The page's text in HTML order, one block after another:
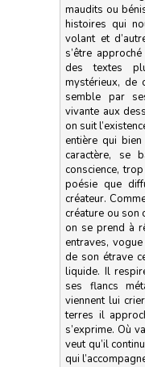
maudits ou
histoires qui
volant et
s’être
des textes
mystérieux, de
semble par
vivante aux
on suit
entière qui
caractère, se
conscience,
poésie que
créateur.
créature ou son
on se prend à
entraves,
de son étrave
liquide. Il
ses flancs
viennent lui
terres il
s’exprime. Où
veut qu’il
qui